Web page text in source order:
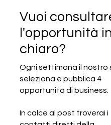
SCADUTA - Cercasi
divertimento
Vuoi
l'opportunità in
chiaro?
Ogni settimana il nostro
seleziona e pubblica 4
opportunità di business.
In calce al post troverai i